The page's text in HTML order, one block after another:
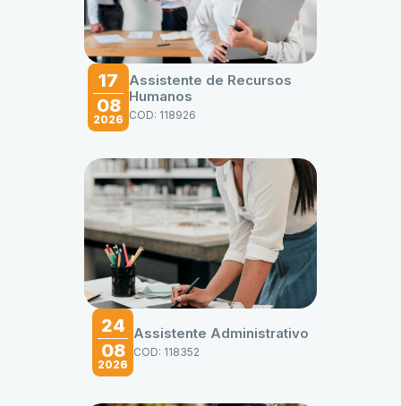
17
08
2026
Assistente de Recursos
Humanos
COD: 118926
24
08
2026
Assistente Administrativo
COD: 118352